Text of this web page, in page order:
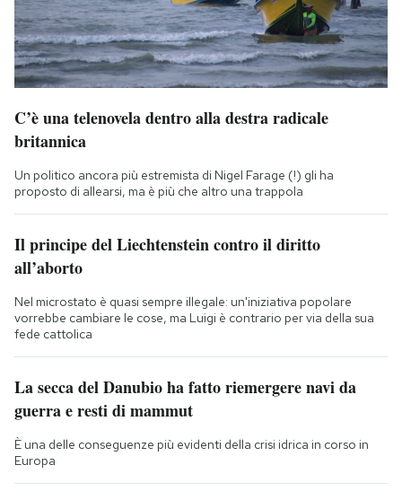
C’è una telenovela dentro alla destra radicale
britannica
Un politico ancora più estremista di Nigel Farage (!) gli ha
proposto di allearsi, ma è più che altro una trappola
Il principe del Liechtenstein contro il diritto
all’aborto
Nel microstato è quasi sempre illegale: un'iniziativa popolare
vorrebbe cambiare le cose, ma Luigi è contrario per via della sua
fede cattolica
La secca del Danubio ha fatto riemergere navi da
guerra e resti di mammut
È una delle conseguenze più evidenti della crisi idrica in corso in
Europa